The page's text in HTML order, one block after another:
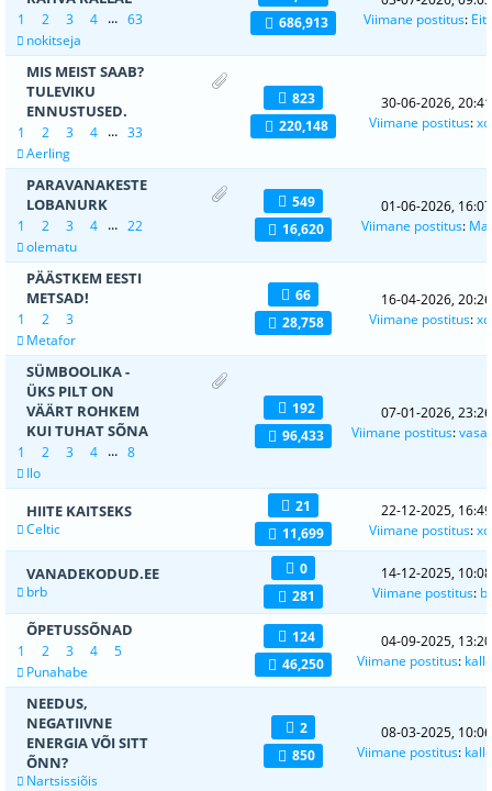
1 2 3 4 ... 63
nokitseja
686,913
Viimane postitus:
MIS MEIST SAAB?
TULEVIKU
ENNUSTUSED.
1 2 3 4 ... 33
Aerling
823
220,148
30-06-2026, 20:41
Viimane postitus:
PARAVANAKESTE
LOBANURK
1 2 3 4 ... 22
olematu
549
16,620
01-06-2026, 16:07
Viimane postitus:
PÄÄSTKEM EESTI
METSAD!
1 2
3
Metafor
66
28,758
16-04-2026, 20:26
Viimane postitus:
SÜMBOOLIKA -
ÜKS PILT ON
VÄÄRT ROHKEM
KUI TUHAT SÕNA
1 2 3 4 ... 8
Ilo
192
96,433
07-01-2026, 23:26
Viimane postitus:
HIITE KAITSEKS
Celtic
21
11,699
22-12-2025, 16:49
Viimane postitus:
VANADEKODUD.EE
brb
0
281
14-12-2025, 10:08
Viimane postitus:
ÕPETUSSÕNAD
1 2 3 4
5
Punahabe
124
46,250
04-09-2025, 13:20
Viimane postitus:
NEEDUS,
NEGATIIVNE
ENERGIA VÕI SITT
ÕNN?
Nartsissiõis
2
850
08-03-2025, 10:06
Viimane postitus: